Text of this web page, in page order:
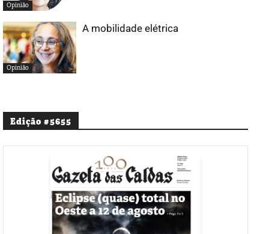
Opinião
Opinião
A mobilidade elétrica
Edição #5655